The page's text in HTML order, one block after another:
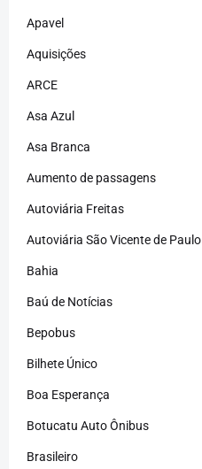
Apavel
Aquisições
ARCE
Asa Azul
Asa Branca
Aumento de passagens
Autoviária Freitas
Autoviária São Vicente de Paulo
Bahia
Baú de Notícias
Bepobus
Bilhete Único
Boa Esperança
Botucatu Auto Ônibus
Brasileiro